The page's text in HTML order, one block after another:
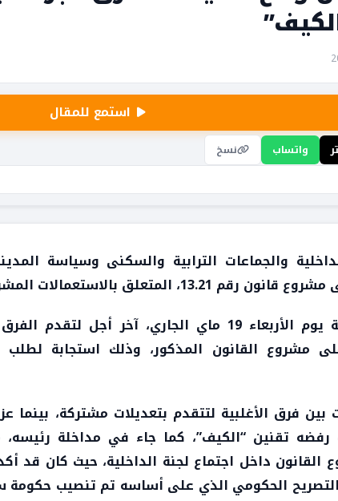
استمع للمقال
واتساب
نسخ
والجماعات الترابية والسكنى وسياسة
المتعلق بالاستعمالات المشروعة للقنب الهندي.
وحدّدت اللجنة يوم الأربعاء 19 ماي الجاري،
مشروع القانون المذكور، وذلك استجابة
بين فرق الأغلبية لتتقدم بتعديلات مشتركة، بينما
تقنين “الكيف”، كما جاء في مداخلة
القانون داخل اجتماع لجنة الداخلية، حيث كان قد
الحكومي الذي على أساسه تم تنصيب حكومة